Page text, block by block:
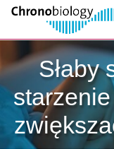
Słaby